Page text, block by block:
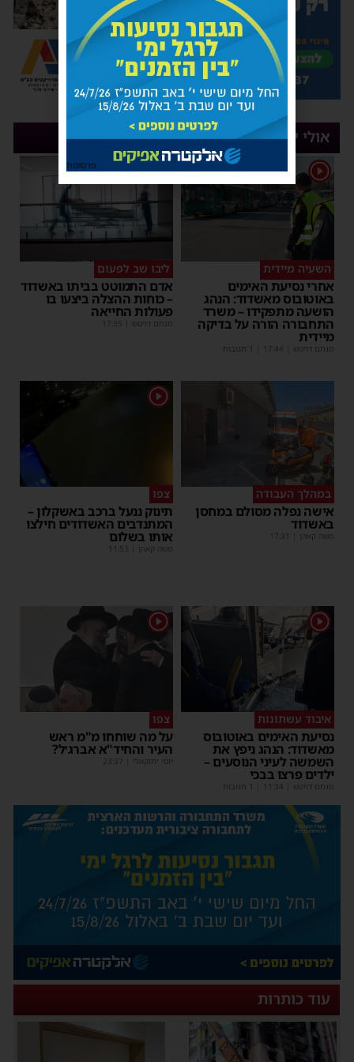
אולי יעניין אותך
1
השעיה מיידית
אחרי נסיעת האימים
באוטובוס מאשדוד: הנהג
הושעה מתפקידו – משרד
התחבורה הורה על בדיקה
מיידית
מנחם דויטש 17:44
ליבו שב לפעום
אדם התמוטט בביתו באשדוד
– כוחות ההצלה ביצעו בו
פעולות החייאה
מנחם דויטש 17:35
במהלך העבודה
אישה נפלה מסולם במחסן
באשדוד
משה קאהן 17:31
1
צפו
תינוק ננעל ברכב באשקלון –
המתנדבים האשדודים חילצו
אותו בשלום
משה קאהן 11:53
1
איבוד עשתונות
נסיעת האימים באוטובוס
מאשדוד: הנהג ניפץ את
השמשה לעיני הנוסעים –
ילדים פרצו בבכי
מנחם דויטש 11:34
1
צפו
על מה שוחחו מ"מ ראש
העיר והחיד"א אברג׳ל?
יוסי יחזקאלי 23:37
עוד כותרות
פרסומת